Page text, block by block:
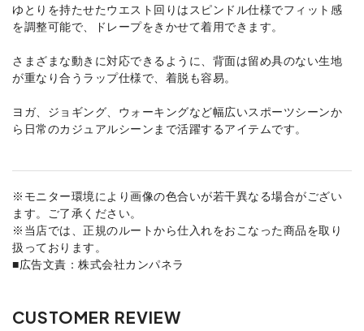
ゆとりを持たせたウエスト回りはスピンドル仕様でフィット感
を調整可能で、ドレープをきかせて着用できます。
さまざまな動きに対応できるように、背面は留め具のない生地
が重なり合うラップ仕様で、着脱も容易。
ヨガ、ジョギング、ウォーキングなど幅広いスポーツシーンか
ら日常のカジュアルシーンまで活躍するアイテムです。
※モニター環境により画像の色合いが若干異なる場合がござい
ます。ご了承ください。
※当店では、正規のルートから仕入れをおこなった商品を取り
扱っております。
■広告文責：株式会社カンパネラ